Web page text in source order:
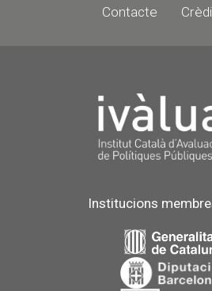
Contacte
Institucions